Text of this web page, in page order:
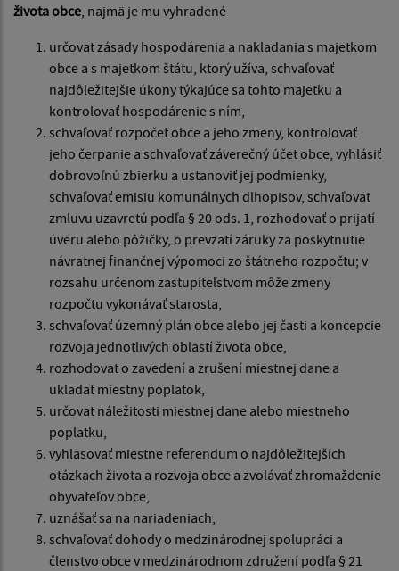
života obce , najmä je mu vyhradené
určovať zásady hospodárenia a nakladania s majetkom
obce a s majetkom štátu, ktorý užíva, schvaľovať
najdôležitejšie úkony týkajúce sa tohto majetku a
kontrolovať hospodárenie s ním,
schvaľovať rozpočet obce a jeho zmeny, kontrolovať
jeho čerpanie a schvaľovať záverečný účet obce, vyhlásiť
dobrovoľnú zbierku a ustanoviť jej podmienky,
schvaľovať emisiu komunálnych dlhopisov, schvaľovať
zmluvu uzavretú podľa § 20 ods. 1, rozhodovať o prijatí
úveru alebo pôžičky, o prevzatí záruky za poskytnutie
návratnej finančnej výpomoci zo štátneho rozpočtu; v
rozsahu určenom zastupiteľstvom môže zmeny
rozpočtu vykonávať starosta,
schvaľovať územný plán obce alebo jej časti a koncepcie
rozvoja jednotlivých oblastí života obce,
rozhodovať o zavedení a zrušení miestnej dane a
ukladať miestny poplatok,
určovať náležitosti miestnej dane alebo miestneho
poplatku,
vyhlasovať miestne referendum o najdôležitejších
otázkach života a rozvoja obce a zvolávať zhromaždenie
obyvateľov obce,
uznášať sa na nariadeniach,
schvaľovať dohody o medzinárodnej spolupráci a
členstvo obce v medzinárodnom združení podľa § 21